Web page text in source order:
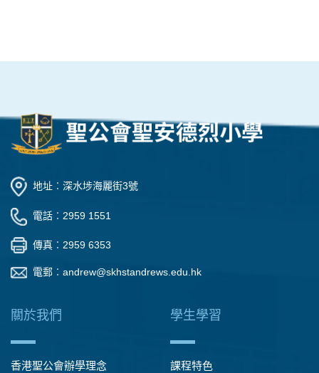
地址︰深水埗海麗街3號
電話︰2959 1551
傳真︰2959 6353
電郵︰ andrew@skhstandrews.edu.hk
關於我們
香港聖公會辦學理念
學生學習
課程特色